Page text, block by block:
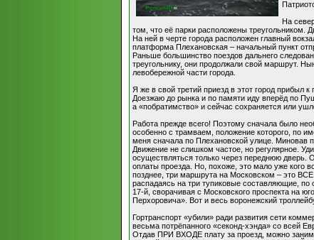
На
том, что её парки расположены треугольником.
На ней в черте города расположен главный
платформа Плехановская – начальный пункт
Раньше большинство поездов дальнего
треугольнику, они продолжали свой маршрут.
левобережной части города.
Я же в свой третий приезд в этот город прибыл
Доезжаю до рынка и по памяти иду вперёд по
а «побратимство» и сейчас сохраняется или
Работа прежде всего! Поэтому сначала было
особенно с трамваем, положение которого, по
меня сначала по Плехановской улице. Миновав
Движение не слишком частое, но регулярное.
осуществляться только через переднюю
оплаты проезда. Но, похоже, это мало уже кого
позднее, три маршрута на Московском – это
распадаясь на три тупиковые составляющие,
17-й, сворачивая с Московского проспекта на
Перхоровича». Вот и весь воронежский
Гортранспорт «убили» ради развития сети
весьма потрёпанного «секонд-хэнда» со всей
Отдав ПРИ ВХОДЕ плату за проезд, можно